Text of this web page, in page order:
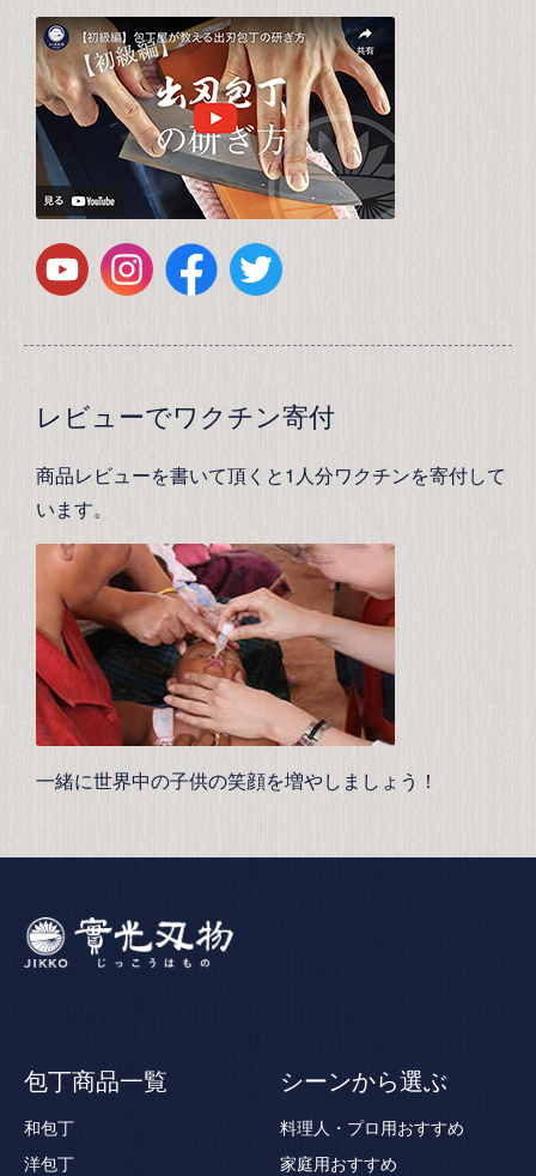
レビューでワクチン寄付
商品レビューを書いて頂くと1人分ワクチンを寄付して
います。
一緒に世界中の子供の笑顔を増やしましょう！
包丁商品一覧
和包丁
洋包丁
シーンから選ぶ
料理人・プロ用おすすめ
家庭用おすすめ